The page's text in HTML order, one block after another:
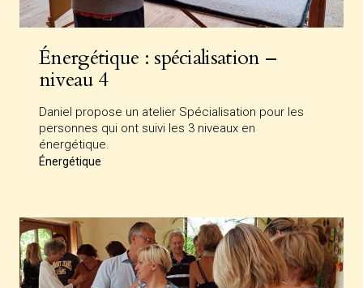
Énergétique : spécialisation –
niveau 4
Daniel propose un atelier Spécialisation pour les
personnes qui ont suivi les 3 niveaux en
énergétique.
Énergétique